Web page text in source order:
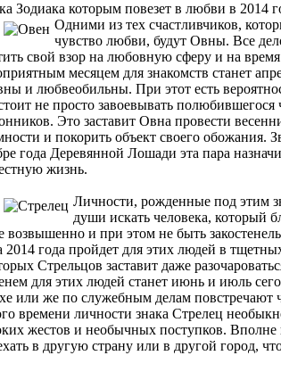
Зодиака которым повезет в любви в 2014
Одними из тех счастливчиков,
чувство любви, будут Овны. Все
свой взор на любовную сферу и на
месяцем для знакомств станет
и любвеобильны. При этот есть
не просто завоевывать полюбившегося
Это заставит Овна провести
и покорить объект своего обожания.
года Деревянной Лошади эта пара
жизнь.
Личности, рожденные под этим
души искать человека, который
возвышенно и при этом не быть
2014 года пройдет для этих людей в
Стрельцов заставит даже
для этих людей станет июнь и июль
или же по служебным делам повстречают
времени личности знака Стрелец
жестов и необычных поступков.
в другую страну или в другой город,